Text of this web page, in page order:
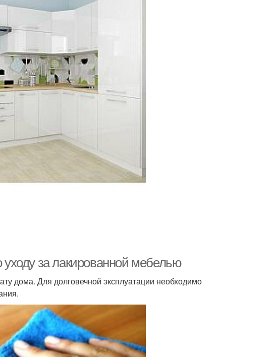
за лакированной мебелью
дома. Для долговечной эксплуатации необходимо